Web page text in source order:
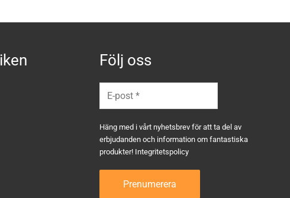
Följ oss
Häng med i vårt nyhetsbrev för att ta del av
erbjudanden och information om fantastiska
produkter! Integritetspolicy